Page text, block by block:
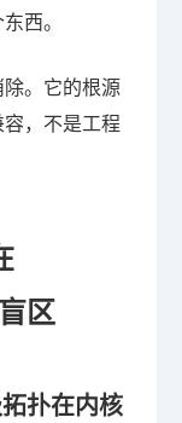
西。
。它的根源
，不是工程
区
扑在内核